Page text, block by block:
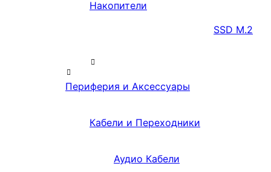
Накопители
SSD M.2
Периферия и Аксессуары
Кабели и Переходники
Аудио Кабели